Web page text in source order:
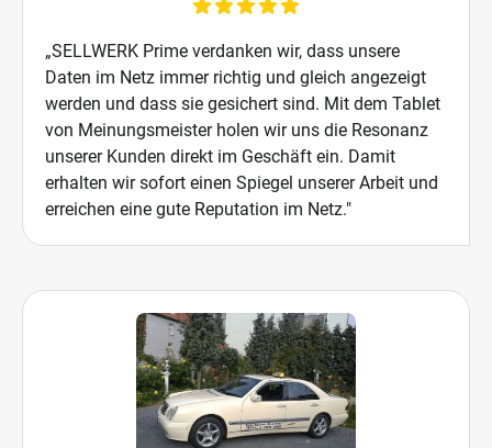
„SELLWERK Prime verdanken wir, dass unsere
Daten im Netz immer richtig und gleich angezeigt
werden und dass sie gesichert sind. Mit dem Tablet
von Meinungsmeister holen wir uns die Resonanz
unserer Kunden direkt im Geschäft ein. Damit
erhalten wir sofort einen Spiegel unserer Arbeit und
erreichen eine gute Reputation im Netz."